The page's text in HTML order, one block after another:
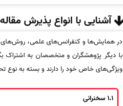
آشنایی با انواع پذیرش
در همایش‌ها و کنفرانس‌های علمی، روش‌های
با دیگر پژوهشگران و متخصصان به اشتراک
ویژگی‌های خاص خود را دارند و بسته به نوع
1.1سخنرانی